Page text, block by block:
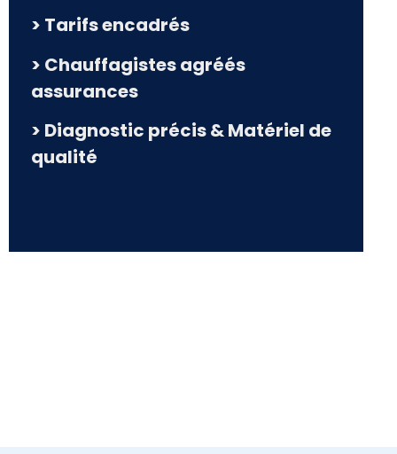
> Tarifs encadrés
> Chauffagistes agréés
assurances
> Diagnostic précis & Matériel de
qualité